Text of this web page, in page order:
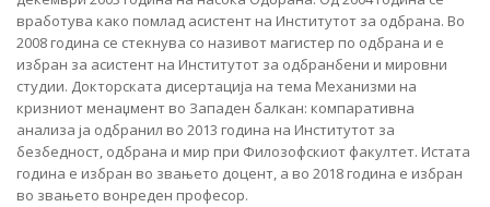
вработува како помлад асистент на Институтот за одбрана. Во
2008 година се стекнува со називот магистер по одбрана и е
избран за асистент на Институтот за одбранбени и мировни
студии. Докторската дисертација на тема Механизми на
кризниот менаџмент во Западен балкан: компаративна
анализа ја одбранил во 2013 година на Институтот за
безбедност, одбрана и мир при Филозофскиот факултет. Истата
година е избран во звањето доцент, а во 2018 година е избран
во звањето вонреден професор.